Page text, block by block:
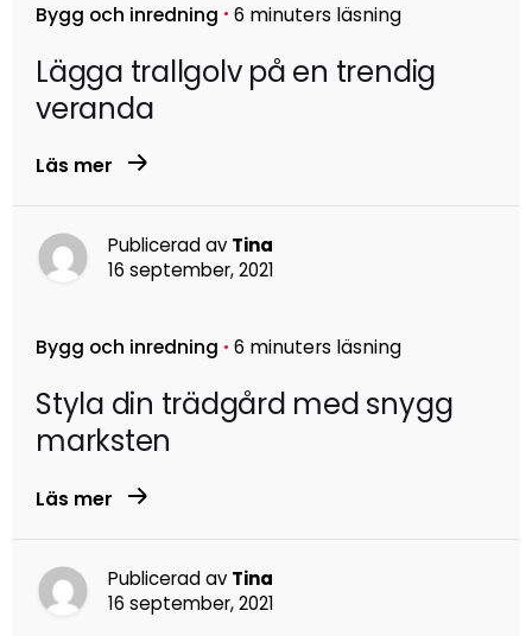
Bygg och inredning 6 minuters läsning
Lägga trallgolv på en trendig
veranda
Läs mer
Bygg och inredning 6 minuters läsning
Publicerad av Tina
16 september, 2021
Styla din trädgård med snygg
marksten
Läs mer
Publicerad av Tina
16 september, 2021